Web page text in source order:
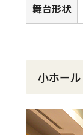
舞台形状
小ホール